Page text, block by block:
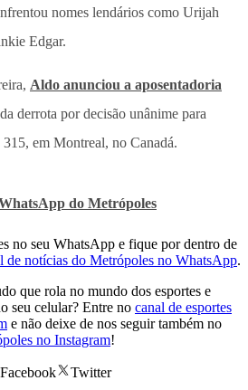
nomes lendários como Urijah
Edgar.
Aldo anunciou a aposentadoria
derrota por decisão unânime para
em Montreal, no Canadá.
do Metrópoles
no seu WhatsApp e fique por dentro de
de notícias do Metrópoles no WhatsApp.
que rola no mundo dos esportes e
seu celular? Entre no canal de esportes
e não deixe de nos seguir também no
no Instagram!
Facebook
Twitter